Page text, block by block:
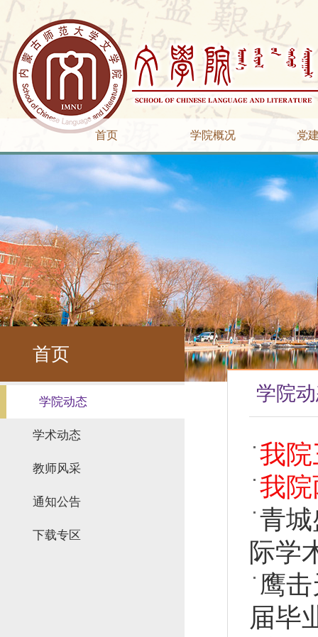
首页 学院概况 党
首页
学院动态
学术动态
教师风采
通知公告
下载专区
学院
我
我
青
际学
鹰
届毕